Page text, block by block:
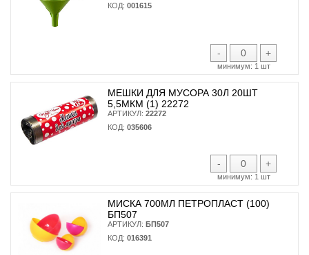
КОД: 001615
- +
минимум: 1 шт
МЕШКИ ДЛЯ МУСОРА 30Л 20ШТ
5,5МКМ (1) 22272
АРТИКУЛ: 22272
КОД: 035606
- +
минимум: 1 шт
МИСКА 700МЛ ПЕТРОПЛАСТ (100)
БП507
АРТИКУЛ: БП507
КОД: 016391